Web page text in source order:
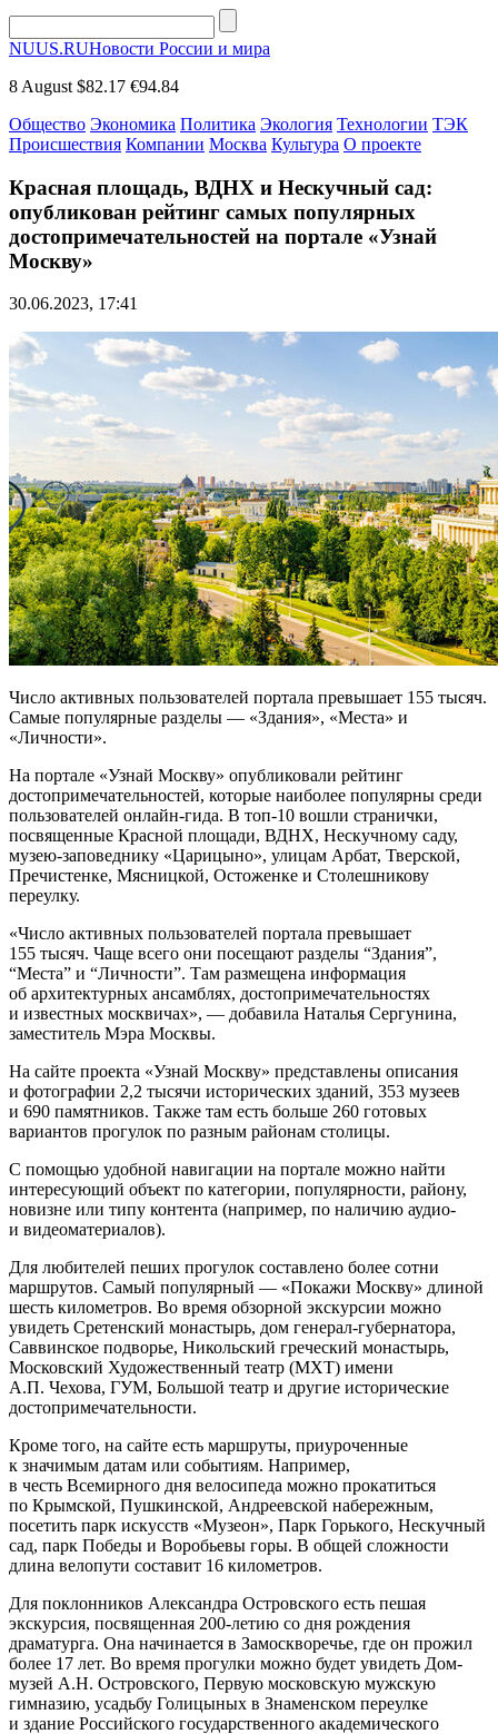
NUUS.RUНовости России и мира
8 August $82.17 €94.84
Общество Экономика Политика Экология Технологии ТЭК
Происшествия Компании Москва Культура О проекте
Красная площадь, ВДНХ и Нескучный сад:
опубликован рейтинг самых популярных
достопримечательностей на портале «Узнай
Москву»
30.06.2023, 17:41
Число активных пользователей портала превышает 155 тысяч.
Самые популярные разделы — «Здания», «Места» и
«Личности».
На портале «Узнай Москву» опубликовали рейтинг
достопримечательностей, которые наиболее популярны среди
пользователей онлайн-гида. В топ-10 вошли странички,
посвященные Красной площади, ВДНХ, Нескучному саду,
музею-заповеднику «Царицыно», улицам Арбат, Тверской,
Пречистенке, Мясницкой, Остоженке и Столешникову
переулку.
«Число активных пользователей портала превышает
155 тысяч. Чаще всего они посещают разделы “Здания”,
“Места” и “Личности”. Там размещена информация
об архитектурных ансамблях, достопримечательностях
и известных москвичах», — добавила Наталья Сергунина,
заместитель Мэра Москвы.
На сайте проекта «Узнай Москву» представлены описания
и фотографии 2,2 тысячи исторических зданий, 353 музеев
и 690 памятников. Также там есть больше 260 готовых
вариантов прогулок по разным районам столицы.
С помощью удобной навигации на портале можно найти
интересующий объект по категории, популярности, району,
новизне или типу контента (например, по наличию аудио-
и видеоматериалов).
Для любителей пеших прогулок составлено более сотни
маршрутов. Самый популярный — «Покажи Москву» длиной
шесть километров. Во время обзорной экскурсии можно
увидеть Сретенский монастырь, дом генерал-губернатора,
Саввинское подворье, Никольский греческий монастырь,
Московский Художественный театр (МХТ) имени
А.П. Чехова, ГУМ, Большой театр и другие исторические
достопримечательности.
Кроме того, на сайте есть маршруты, приуроченные
к значимым датам или событиям. Например,
в честь Всемирного дня велосипеда можно прокатиться
по Крымской, Пушкинской, Андреевской набережным,
посетить парк искусств «Музеон», Парк Горького, Нескучный
сад, парк Победы и Воробьевы горы. В общей сложности
длина велопути составит 16 километров.
Для поклонников Александра Островского есть пешая
экскурсия, посвященная 200-летию со дня рождения
драматурга. Она начинается в Замоскворечье, где он прожил
более 17 лет. Во время прогулки можно будет увидеть Дом-
музей А.Н. Островского, Первую московскую мужскую
гимназию, усадьбу Голицыных в Знаменском переулке
и здание Российского государственного академического